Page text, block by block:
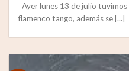
Ayer lunes 13 de julio
flamenco tango, además se [...]